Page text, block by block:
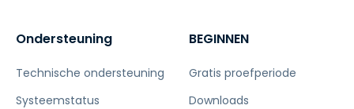
Ondersteuning
Technische ondersteuning
Systeemstatus
BEGINNEN
Gratis proefperiode
Downloads